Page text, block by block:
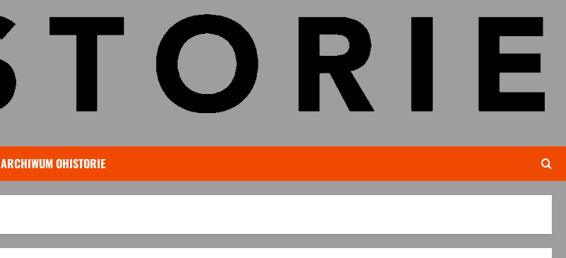
ARCHIWUM OHISTORIE